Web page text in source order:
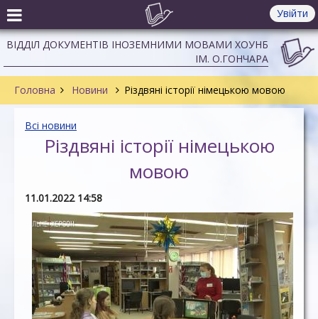
Увійти
ВІДДІЛ ДОКУМЕНТІВ ІНОЗЕМНИМИ МОВАМИ ХОУНБ
ІМ. О.ГОНЧАРА
Головна Новини Різдвяні історії німецькою мовою
Всі новини
Різдвяні історії німецькою
мовою
11.01.2022 14:58